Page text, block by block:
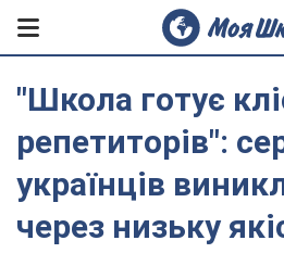
"Школа готує
репетиторів":
українців
через низьку